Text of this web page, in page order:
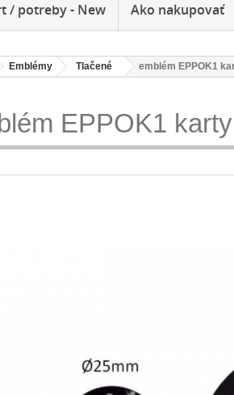
/ potreby - New Ako nakupovať
Emblémy Tlačené emblém EPPOK1
EPPOK1 karty